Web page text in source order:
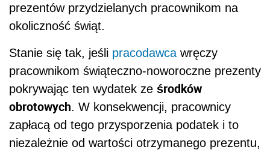
prezentów przydzielanych pracownikom na
okoliczność świąt.
Stanie się tak, jeśli pracodawca wręczy
pracownikom świąteczno-noworoczne prezenty
pokrywając ten wydatek ze środków
obrotowych. W konsekwencji, pracownicy
zapłacą od tego przysporzenia podatek i to
niezależnie od wartości otrzymanego prezentu,